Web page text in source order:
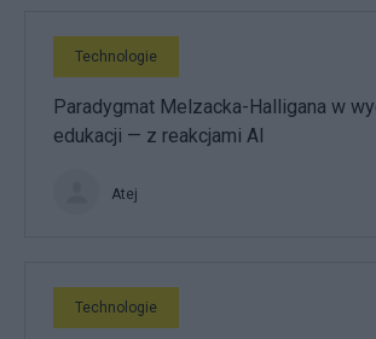
Technologie
Paradygmat Melzacka-Halligana w
edukacji — z reakcjami AI
Atej
Technologie